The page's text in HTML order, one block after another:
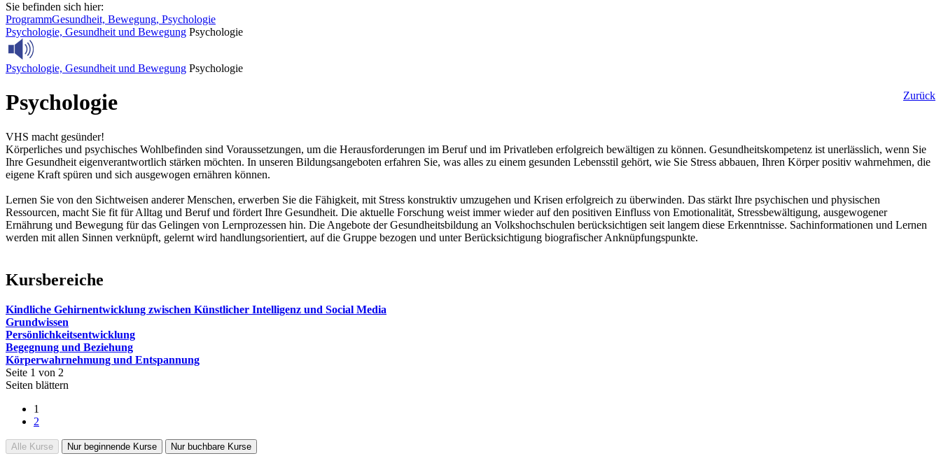
Sie befinden sich hier:
ProgrammGesundheit, Bewegung, Psychologie
Psychologie, Gesundheit und Bewegung Psychologie
Psychologie, Gesundheit und Bewegung Psychologie
Zurück
Psychologie
VHS macht gesünder!
Körperliches und psychisches Wohlbefinden sind Voraussetzungen, um die Herausforderungen im Beruf und im Privatleben erfolgreich bewältigen zu können. Gesundheitskompetenz ist unerlässlich, wenn Sie
Ihre Gesundheit eigenverantwortlich stärken möchten. In unseren Bildungsangeboten erfahren Sie, was alles zu einem gesunden Lebensstil gehört, wie Sie Stress abbauen, Ihren Körper positiv wahrnehmen, die
eigene Kraft spüren und sich ausgewogen ernähren können.
Lernen Sie von den Sichtweisen anderer Menschen, erwerben Sie die Fähigkeit, mit Stress konstruktiv umzugehen und Krisen erfolgreich zu überwinden. Das stärkt Ihre psychischen und physischen
Ressourcen, macht Sie fit für Alltag und Beruf und fördert Ihre Gesundheit. Die aktuelle Forschung weist immer wieder auf den positiven Einfluss von Emotionalität, Stressbewältigung, ausgewogener
Ernährung und Bewegung für das Gelingen von Lernprozessen hin. Die Angebote der Gesundheitsbildung an Volkshochschulen berücksichtigen seit langem diese Erkenntnisse. Sachinformationen und Lernen
werden mit allen Sinnen verknüpft, gelernt wird handlungsorientiert, auf die Gruppe bezogen und unter Berücksichtigung biografischer Anknüpfungspunkte.
Kursbereiche
Kindliche Gehirnentwicklung zwischen Künstlicher Intelligenz und Social Media
Grundwissen
Persönlichkeitsentwicklung
Begegnung und Beziehung
Körperwahrnehmung und Entspannung
Seite 1 von 2
Seiten blättern
1
2
Alle Kurse Nur beginnende Kurse Nur buchbare Kurse